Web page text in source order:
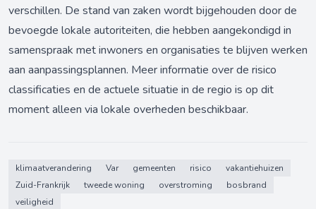
verschillen. De stand van zaken wordt bijgehouden door de
bevoegde lokale autoriteiten, die hebben aangekondigd in
samenspraak met inwoners en organisaties te blijven werken
aan aanpassingsplannen. Meer informatie over de risico
classificaties en de actuele situatie in de regio is op dit
moment alleen via lokale overheden beschikbaar.
klimaatverandering Var gemeenten risico
vakantiehuizen
Zuid-Frankrijk
tweede woning overstroming
bosbrand
veiligheid